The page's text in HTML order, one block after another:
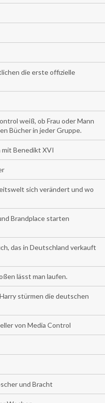
die erste offizielle
weiß, ob Frau oder Mann
Bücher in jeder Gruppe.
mit Benedikt XVI
sich verändert und wo
Brandplace starten
das in Deutschland verkauft
lässt man laufen.
stürmen die deutschen
von Media Control
und Bracht